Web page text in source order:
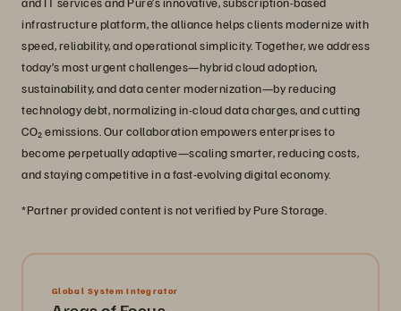
infrastructure platform, the alliance helps clients modernize with
speed, reliability, and operational simplicity. Together, we address
today’s most urgent challenges—hybrid cloud adoption,
sustainability, and data center modernization—by reducing
technology debt, normalizing in-cloud data charges, and cutting
CO₂ emissions. Our collaboration empowers enterprises to
become perpetually adaptive—scaling smarter, reducing costs,
and staying competitive in a fast-evolving digital economy.
*Partner provided content is not verified by Pure Storage.
Global System Integrator